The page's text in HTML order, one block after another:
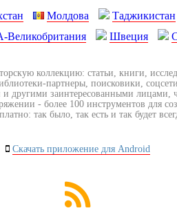
Молдова Таджикистан
Швеция
коллекцию: статьи, книги,
партнеры, поисковики,
другими заинтересованными лицами,
- более 100 инструментов для
так было, так есть и так будет
Скачать приложение для Android